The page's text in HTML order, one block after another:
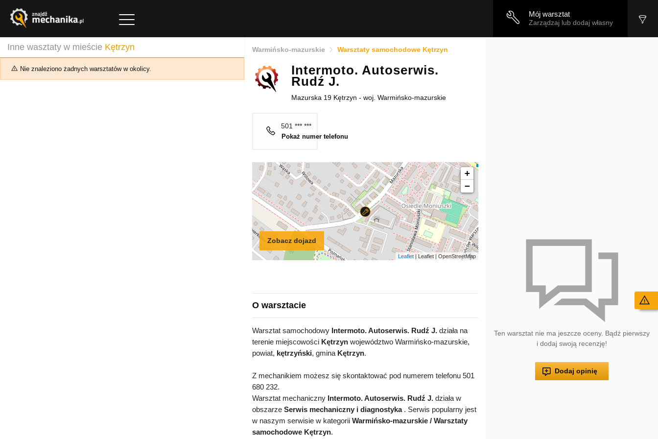
Mój warsztat
Zarządzaj lub dodaj własny
Inne wasztaty w mieście Kętrzyn
Nie znaleziono żadnych warsztatów w okolicy.
Warmińsko-mazurskie Warsztaty samochodowe Kętrzyn
Intermoto. Autoserwis.
Rudź J.
Mazurska 19 Kętrzyn - woj. Warmińsko-mazurskie
501 *** ***
Pokaż numer telefonu
Zobacz dojazd
+
−
Leaflet | Leaflet | OpenStreetMap
O warsztacie
Warsztat samochodowy Intermoto. Autoserwis. Rudź J. działa na
terenie miejscowości Kętrzyn województwo Warmińsko-mazurskie,
powiat, kętrzyński, gmina Kętrzyn.
Z mechanikiem możesz się skontaktować pod numerem telefonu 501
680 232.
Warsztat mechaniczny Intermoto. Autoserwis. Rudź J. działa w
obszarze Serwis mechaniczny i diagnostyka. Serwis popularny jest
w naszym serwisie w kategorii Warmińsko-mazurskie / Warsztaty
samochodowe Kętrzyn.
Ten warsztat nie ma jeszcze oceny. Bądź pierwszy
i dodaj swoją recenzję!
Dodaj opinię